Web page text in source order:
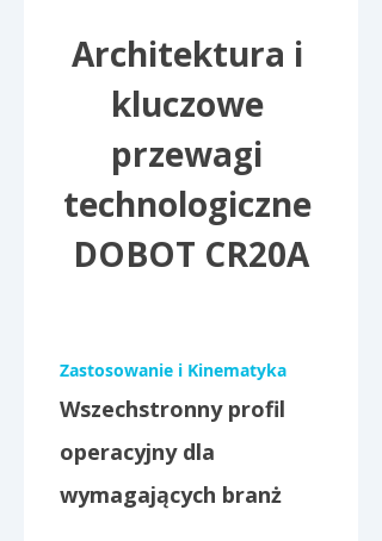
Architektura i
kluczowe
przewagi
technologiczne
DOBOT CR20A
Zastosowanie i Kinematyka
Wszechstronny profil
operacyjny dla
wymagających branż